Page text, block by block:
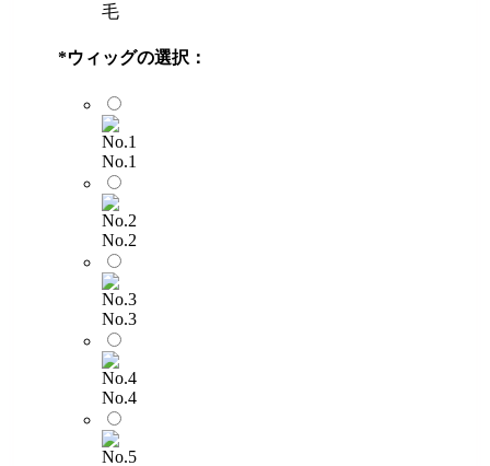
毛
*ウィッグの選択：
No.1
No.2
No.3
No.4